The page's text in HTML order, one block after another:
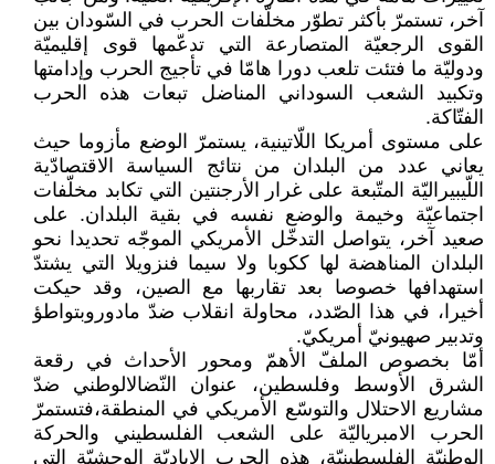
آخر، تستمرّ بأكثر تطوّر مخلّفات الحرب في السّودان بين
القوى الرجعيّة المتصارعة التي تدعّمها قوى إقليميّة
ودوليّة ما فتئت تلعب دورا هامّا في تأجيج الحرب وإدامتها
وتكبيد الشعب السوداني المناضل تبعات هذه الحرب
الفتّاكة.
على مستوى أمريكا اللّاتينية، يستمرّ الوضع مأزوما حيث
يعاني عدد من البلدان من نتائج السياسة الاقتصادّية
اللّيبيراليّة المتّبعة على غرار الأرجنتين التي تكابد مخلّفات
اجتماعيّة وخيمة والوضع نفسه في بقية البلدان. على
صعيد آخر، يتواصل التدخّل الأمريكي الموجّه تحديدا نحو
البلدان المناهضة لها ككوبا ولا سيما فنزويلا التي يشتدّ
استهدافها خصوصا بعد تقاربها مع الصين، وقد حيكت
أخيرا، في هذا الصّدد، محاولة انقلاب ضدّ مادوروبتواطؤ
وتدبير صهيونيّ أمريكيّ.
أمّا بخصوص الملفّ الأهمّ ومحور الأحداث في رقعة
الشرق الأوسط وفلسطين، عنوان النّضالالوطني ضدّ
مشاريع الاحتلال والتوسّع الأمريكي في المنطقة،فتستمرّ
الحرب الامبرياليّة على الشعب الفلسطيني والحركة
الوطنيّة الفلسطينيّة، هذه الحرب الإباديّة الوحشيّة التي